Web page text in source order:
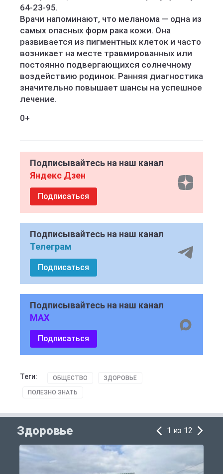
64-23-95.
Врачи напоминают, что меланома — одна из
самых опасных форм рака кожи. Она
развивается из пигментных клеток и часто
возникает на месте травмированных или
постоянно подвергающихся солнечному
воздействию родинок. Ранняя диагностика
значительно повышает шансы на успешное
лечение.
0+
Подписывайтесь на наш канал
Яндекс Дзен
Подписаться
Подписывайтесь на наш канал
Телеграм
Подписаться
Подписывайтесь на наш канал
MAX
Подписаться
Теги: ОБЩЕСТВО ЗДОРОВЬЕ
ПОЛЕЗНО ЗНАТЬ
Здоровье 1 из 12